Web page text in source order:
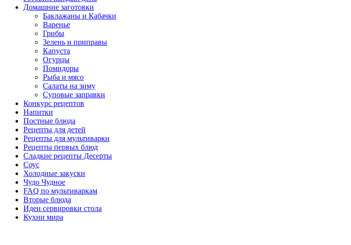
Домашние заготовки
Баклажаны и Кабачки
Варенье
Грибы
Зелень и приправы
Капуста
Огурцы
Помидоры
Рыба и мясо
Салаты на зиму
Суповые заправки
Конкурс рецептов
Напитки
Постные блюда
Рецепты для детей
Рецепты для мультиварки
Рецепты первых блюд
Сладкие рецепты Десерты
Соус
Холодные закуски
Чудо Чудное
FAQ по мультиваркам
Вторые блюда
Идеи сервировки стола
Кухни мира